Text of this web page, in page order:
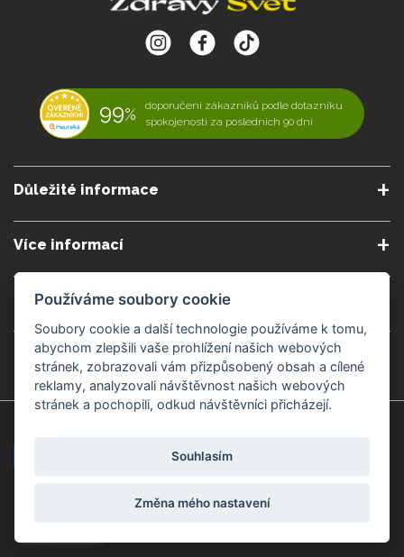
99%
doporučení zákazníků podle dotazníku
spokojenosti za posledních 90 dní
Důležité informace
Zásady ochrany osobních
Kontakt
Nastavení souborů cookie
Více informací
Gemmoterapie
Obchod
Doprava a platba Přeprava do zahraničí
Nakupujte bezpečně Velkoobchod
Kamenné obchody
Považská Bystrica v Kauflandu Považská Bystrica Mpark
Platební metody
Používáme soubory cookie
Soubory cookie a další technologie používáme k tomu,
abychom zlepšili vaše prohlížení našich webových
stránek, zobrazovali vám přizpůsobený obsah a cílené
reklamy, analyzovali návštěvnost našich webových
stránek a pochopili, odkud návštěvníci přicházejí.
Souhlasím
Změna mého nastavení